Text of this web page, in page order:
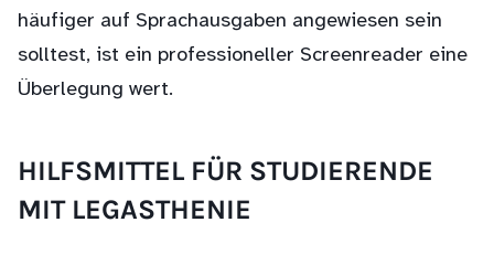
häufiger auf Sprachausgaben angewiesen sein
solltest, ist ein professioneller Screenreader eine
Überlegung wert.
HILFSMITTEL FÜR STUDIERENDE
MIT LEGASTHENIE